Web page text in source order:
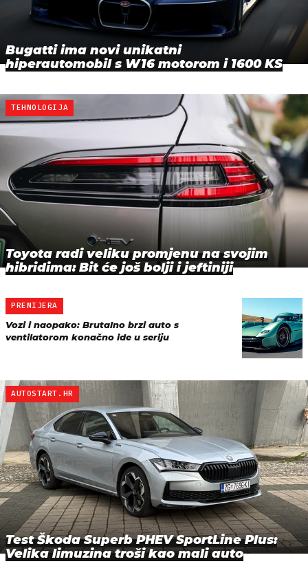
Bugatti ima novi unikatni
hiperautomobil s W16 motorom i 1600 KS
TEHNOLOGIJA
Toyota radi veliku promjenu na svojim
hibridima: Bit će još bolji i jeftiniji
PREMIJERA
Vozi i naopako: Brutalno brzi auto s
ventilatorom konačno ide u seriju
AUTOSTART.HR
Test Škoda Superb PHEV SportLine Plus:
Velika limuzina troši kao mali auto